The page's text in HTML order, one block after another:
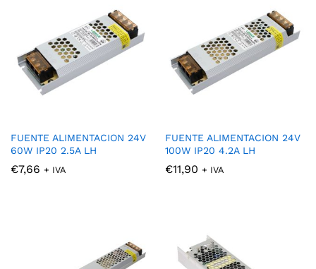
FUENTE ALIMENTACION 24V
60W IP20 2.5A LH
€7,66 + IVA
FUENTE ALIMENTACION 24V
100W IP20 4.2A LH
€11,90 + IVA